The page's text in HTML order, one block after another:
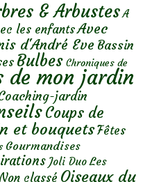
& Arbustes A
les enfantsAvec
d'André Eve Bassin
Bulbes Chroniques de
de mon jardin
jardin
Coups de
et bouquetsFêtes
Gourmandises
Joli Duo Les
Non classé Oiseaux du